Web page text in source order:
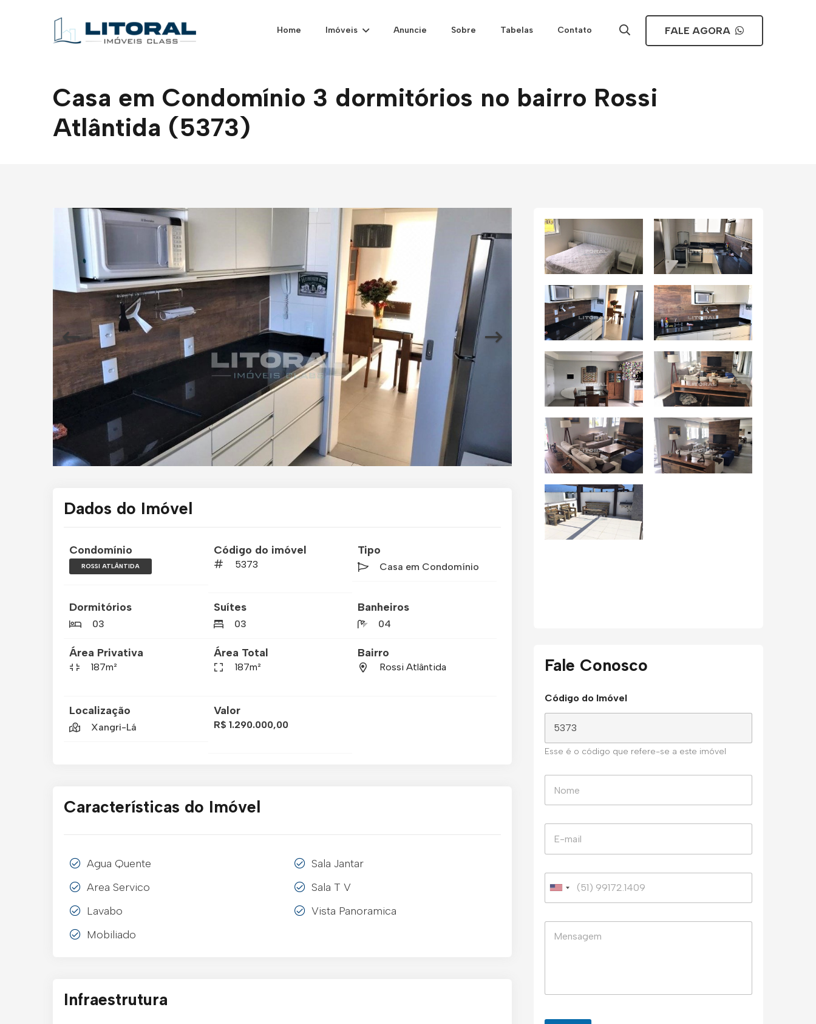
Home Imóveis Anuncie Sobre Tabelas Contato FALE AGORA
Casa em Condomínio 3 dormitórios no bairro Rossi
Atlântida (5373)
Dados do Imóvel
Condomínio
ROSSI ATLÂNTIDA
Código do imóvel
5373
Tipo
Casa em Condomínio
Dormitórios
03
Suítes
03
Banheiros
04
Área Privativa
187m²
Área Total
187m²
Bairro
Rossi Atlântida
Localização
Xangri-Lá
Valor
R$ 1.290.000,00
Características do Imóvel
Agua Quente
Area Servico
Lavabo
Mobiliado
Sala Jantar
Sala T V
Vista Panoramica
Infraestrutura
Fale Conosco
Código do Imóvel
Esse é o código que refere-se a este imóvel